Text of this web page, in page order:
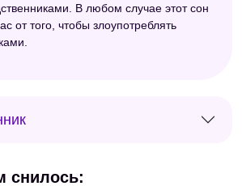
В любом случае этот сон
от того, чтобы злоупотреблять
снилось: